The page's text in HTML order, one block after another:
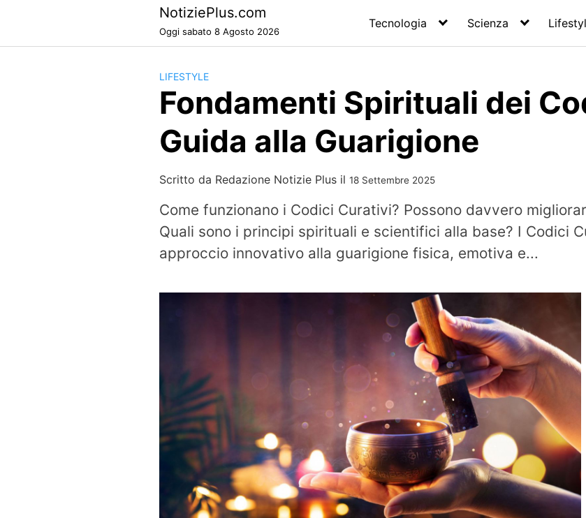
NotiziePlus.com
Oggi sabato 8 Agosto 2026
Tecnologia Scienza
LIFESTYLE
Fondamenti Spirituali dei
Guida alla Guarigione
Scritto da Redazione Notizie Plus il 18 Settembre 2025
Come funzionano i Codici Curativi? Possono davvero
Quali sono i principi spirituali e scientifici alla base? I Codici
approccio innovativo alla guarigione fisica, emotiva e...